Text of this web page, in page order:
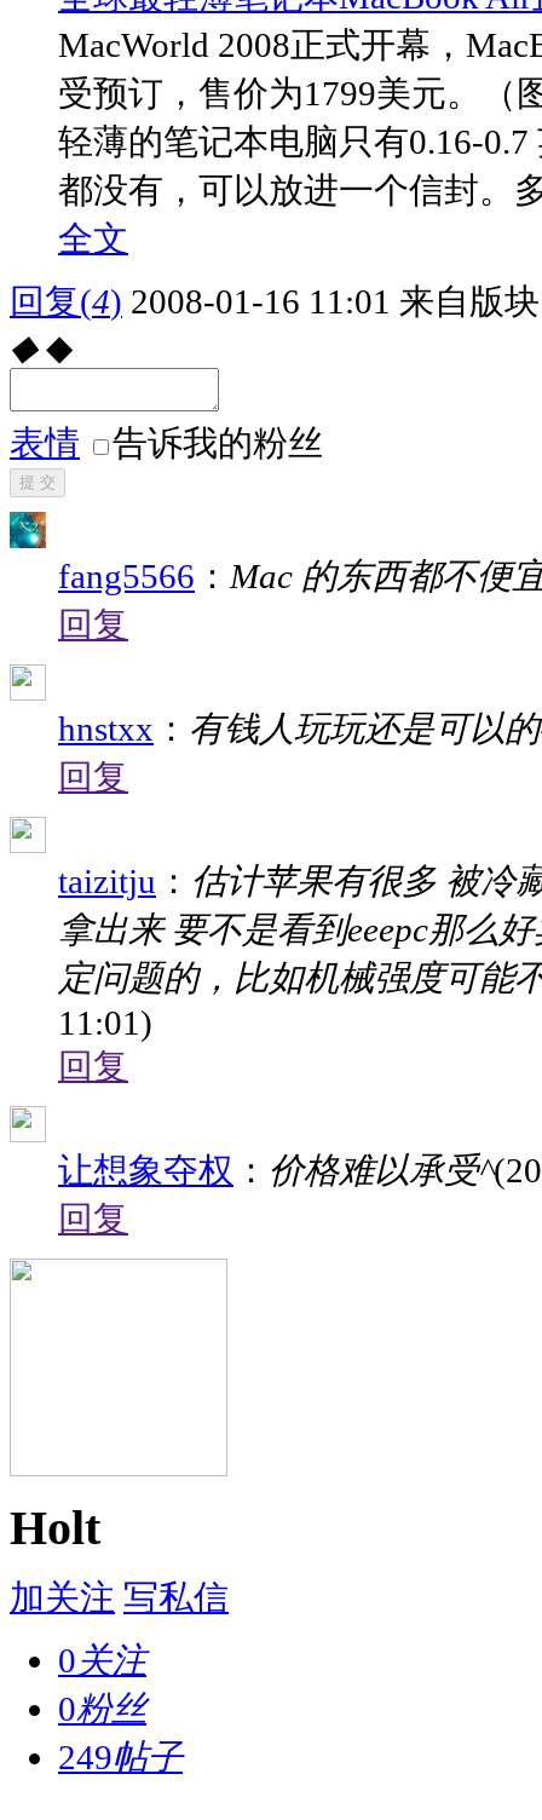
MacWorld 2008正式开幕，
受预订，售价为1799美元。（
轻薄的笔记本电脑只有0.16-
都没有，可以放进一个信封。
全文
回复(4) 2008-01-16 11:01 来自版
◆ ◆
表情 告诉我的粉丝
提 交
fang5566 ： Mac 的东西都不便
回复
hnstxx ： 有钱人玩玩还是可以
回复
taizitju ： 估计苹果有很多 被冷
拿出来 要不是看到eeepc那么
定问题的，比如机械强度可能
11:01)
回复
让想象夺权 ： 价格难以承受^
回复
Holt
加关注 写私信
0关注
0粉丝
249帖子